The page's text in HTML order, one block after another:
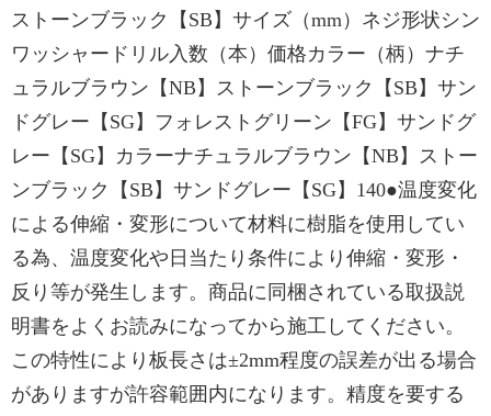
ストーンブラック【SB】サイズ（mm）ネジ形状シン
ワッシャードリル入数（本）価格カラー（柄）ナチ
ュラルブラウン【NB】ストーンブラック【SB】サン
ドグレー【SG】フォレストグリーン【FG】サンドグ
レー【SG】カラーナチュラルブラウン【NB】ストー
ンブラック【SB】サンドグレー【SG】140●温度変化
による伸縮・変形について材料に樹脂を使用してい
る為、温度変化や日当たり条件により伸縮・変形・
反り等が発生します。商品に同梱されている取扱説
明書をよくお読みになってから施工してください。
この特性により板長さは±2mm程度の誤差が出る場合
がありますが許容範囲内になります。精度を要する